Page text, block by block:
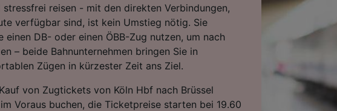
stressfrei reisen - mit den direkten Verbindungen,
verfügbar sind, ist kein Umstieg nötig. Sie
einen DB- oder einen ÖBB-Zug nutzen, um nach
– beide Bahnunternehmen bringen Sie in
Zügen in kürzester Zeit ans Ziel.
von Zugtickets von Köln Hbf nach Brüssel
Voraus buchen, die Ticketpreise starten bei 19.60